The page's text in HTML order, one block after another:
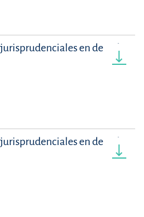
en derecho
en derecho